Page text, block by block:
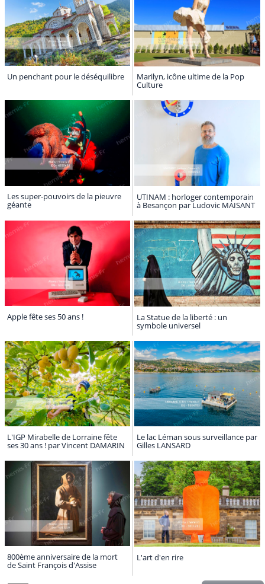
Un penchant pour le déséquilibre Marilyn, icône ultime de la Pop
Culture
Les super-pouvoirs de la pieuvre
géante
UTINAM : horloger contemporain
à Besançon par Ludovic MAISANT
Apple fête ses 50 ans ! La Statue de la liberté : un
symbole universel
L'IGP Mirabelle de Lorraine fête
ses 30 ans ! par Vincent DAMARIN
Le lac Léman sous surveillance par
Gilles LANSARD
800ème anniversaire de la mort
de Saint François d'Assise
L'art d'en rire